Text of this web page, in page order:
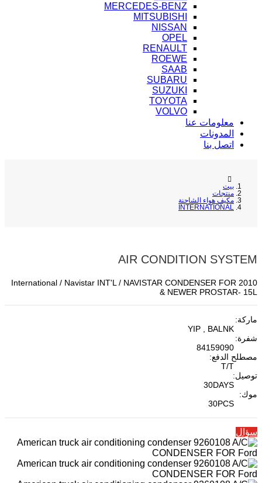
MERCEDES-BENZ
MITSUBISHI
NISSAN
OPEL
RENAULT
ROEWE
SAAB
SUBARU
SUZUKI
TOYOTA
VOLVO
معلومات عنا
المدونات
اتصل بنا
بيت
منتجات
مكيف هواء الشاحنة
INTERNATIONAL
AIR CONDITION SYSTEM
International / Navistar INT'L / NAVISTAR CONDENSER FOR 2010
& NEWER PROSTAR- 15L
ماركة:
YIP , BALNK
شفرة:
84159090
مصطلح الدفع:
T/T
توصيل:
30DAYS
موك:
30PCS
سؤال